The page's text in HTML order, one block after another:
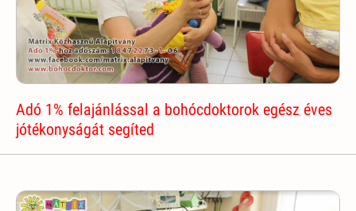
Adó 1% felajánlással a bohócdoktorok egész éves
jótékonyságát segíted